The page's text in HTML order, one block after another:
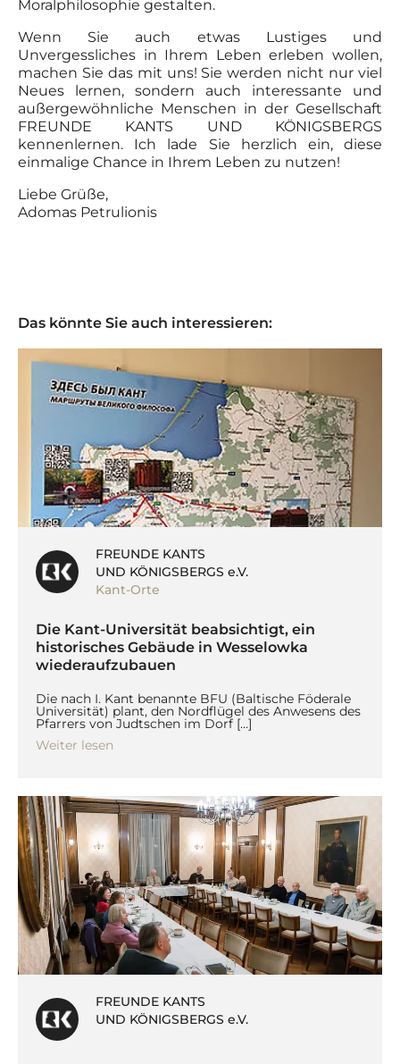
Moralphilosophie gestalten.
Wenn Sie auch etwas Lustiges und
Unvergessliches in Ihrem Leben erleben wollen,
machen Sie das mit uns! Sie werden nicht nur viel
Neues lernen, sondern auch interessante und
außergewöhnliche Menschen in der Gesellschaft
FREUNDE KANTS UND KÖNIGSBERGS
kennenlernen. Ich lade Sie herzlich ein, diese
einmalige Chance in Ihrem Leben zu nutzen!
Liebe Grüße,
Adomas Petrulionis
Das könnte Sie auch interessieren:
FREUNDE KANTS
UND KÖNIGSBERGS e.V.
Kant-Orte
Die Kant-Universität beabsichtigt, ein
historisches Gebäude in Wesselowka
wiederaufzubauen
Die nach I. Kant benannte BFU (Baltische Föderale
Universität) plant, den Nordflügel des Anwesens des
Pfarrers von Judtschen im Dorf […]
Weiter lesen
FREUNDE KANTS
UND KÖNIGSBERGS e.V.